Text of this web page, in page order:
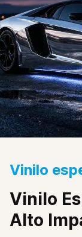
Vinilo
Vinilo
Alto